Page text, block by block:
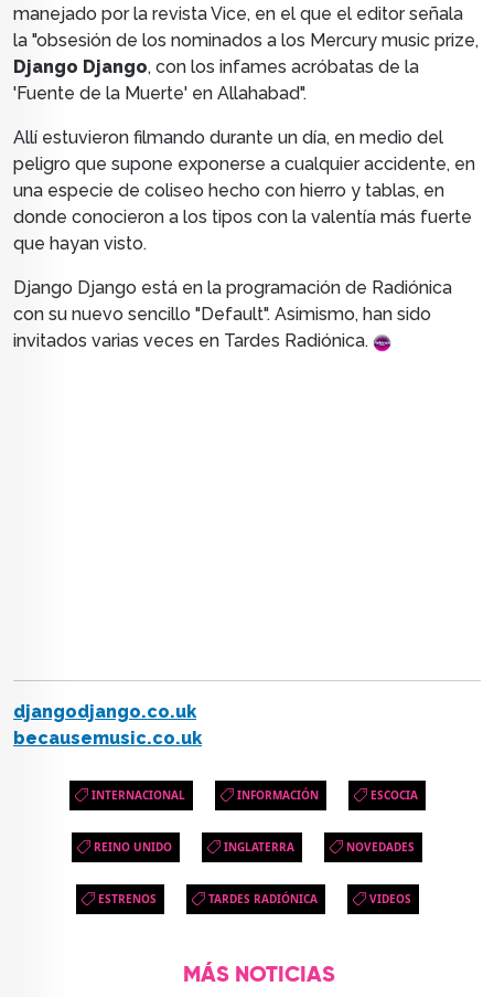
manejado por la revista Vice, en el que el editor señala
la "obsesión de los nominados a los Mercury music prize,
Django Django, con los infames acróbatas de la
'Fuente de la Muerte' en Allahabad".
Allí estuvieron filmando durante un día, en medio del
peligro que supone exponerse a cualquier accidente, en
una especie de coliseo hecho con hierro y tablas, en
donde conocieron a los tipos con la valentía más fuerte
que hayan visto.
Django Django está en la programación de Radiónica
con su nuevo sencillo "Default". Asimismo, han sido
invitados varias veces en Tardes Radiónica.
djangodjango.co.uk
becausemusic.co.uk
INTERNACIONAL INFORMACIÓN ESCOCIA
REINO UNIDO INGLATERRA NOVEDADES
ESTRENOS TARDES RADIÓNICA VIDEOS
MÁS NOTICIAS